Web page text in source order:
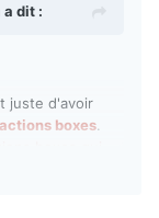
a dit :
juste d'avoir
boxes
le KS et la